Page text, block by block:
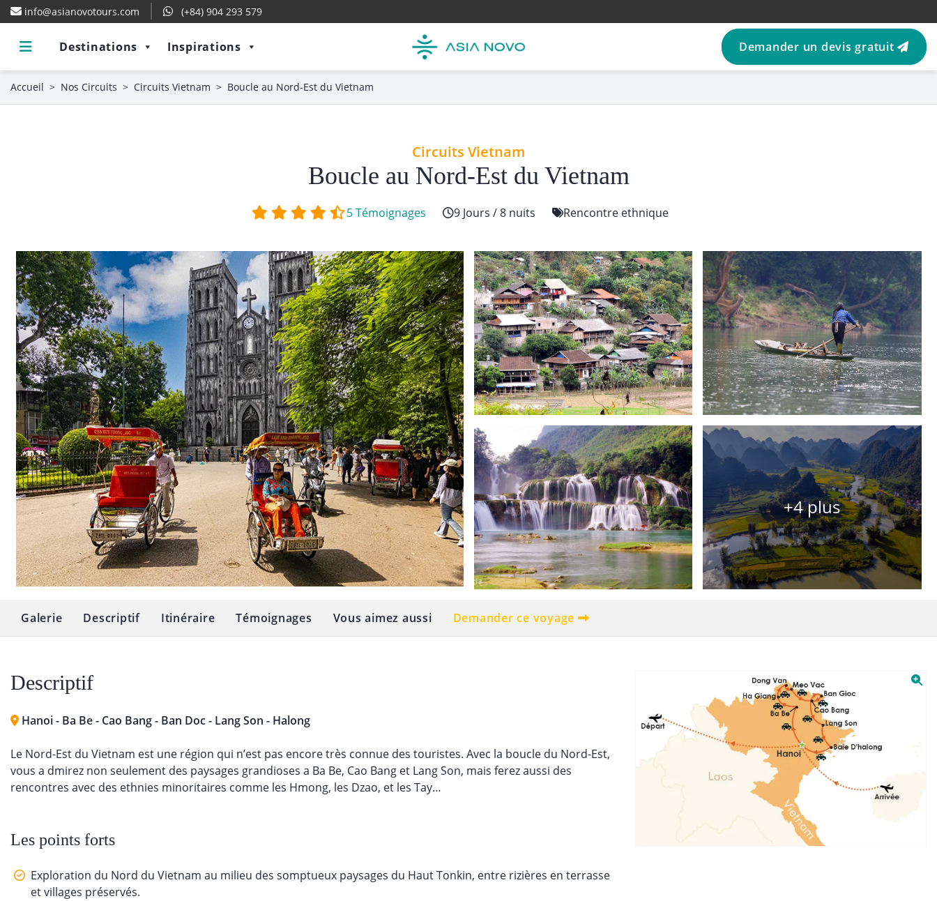
info@asianovotours.com (+84) 904 293 579
Destinations Inspirations Demander un devis gratuit
Accueil > Nos Circuits > Circuits Vietnam > Boucle au Nord-Est du Vietnam
Circuits Vietnam
Boucle au Nord-Est du Vietnam
5 Témoignages 9 Jours / 8 nuits Rencontre ethnique
+4 plus
Galerie Descriptif Itinéraire Témoignages Vous aimez aussi Demander ce voyage
Descriptif
Hanoi - Ba Be - Cao Bang - Ban Doc - Lang Son - Halong
Le Nord-Est du Vietnam est une région qui n’est pas encore très connue des touristes. Avec la boucle du Nord-Est,
vous a dmirez non seulement des paysages grandioses a Ba Be, Cao Bang et Lang Son, mais ferez aussi des
rencontres avec des ethnies minoritaires comme les Hmong, les Dzao, et les Tay…
Les points forts
Exploration du Nord du Vietnam au milieu des somptueux paysages du Haut Tonkin, entre rizières en terrasse
et villages préservés.